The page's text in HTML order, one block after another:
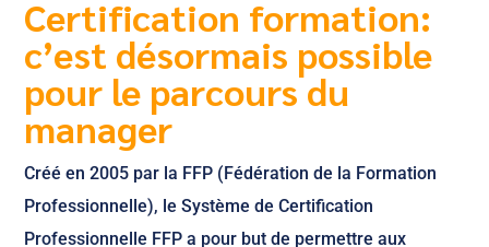
Certification formation:
c’est désormais possible
pour le parcours du
manager
Créé en 2005 par la FFP (Fédération de la Formation
Professionnelle), le Système de Certification
Professionnelle FFP a pour but de permettre aux